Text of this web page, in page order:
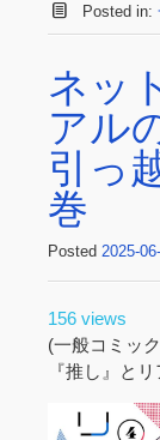
Posted in:
ネッ
アル
引っ
巻
Posted 2025-
156 views
(一般コミッ
『推し』と